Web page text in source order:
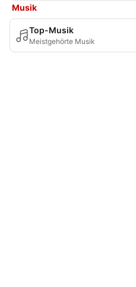
Musik
Top-Musik
Meistgehörte Musik